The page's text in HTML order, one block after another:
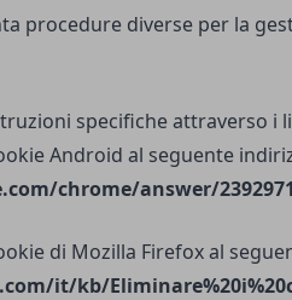
procedure diverse per la
specifiche attraverso i
Android al seguente
chrome/answer/
di Mozilla Firefox al
it/kb/